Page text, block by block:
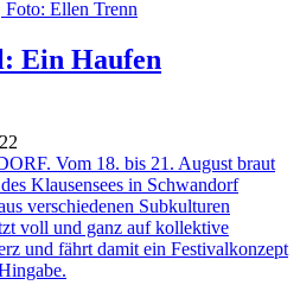
Ein Haufen
Vom 18. bis 21. August braut
Klausensees in Schwandorf
verschiedenen Subkulturen
voll und ganz auf kollektive
und fährt damit ein Festivalkonzept